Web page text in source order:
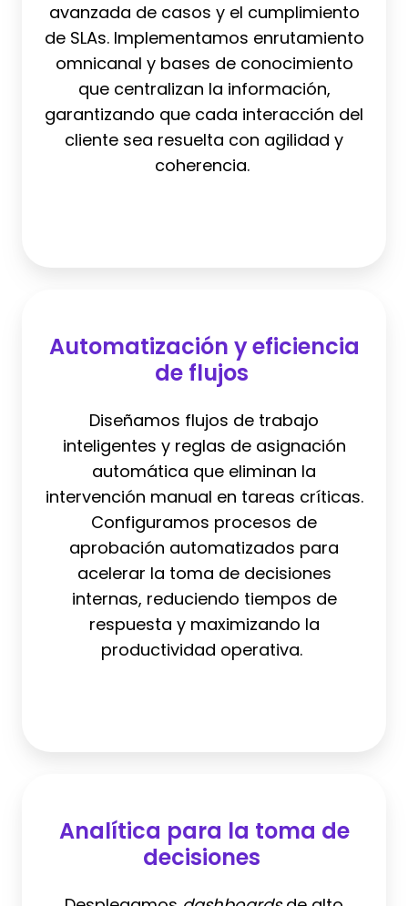
avanzada de casos y el cumplimiento
de SLAs. Implementamos enrutamiento
omnicanal y bases de conocimiento
que centralizan la información,
garantizando que cada interacción del
cliente sea resuelta con agilidad y
coherencia.
Automatización y eficiencia
de flujos
Diseñamos flujos de trabajo
inteligentes y reglas de asignación
automática que eliminan la
intervención manual en tareas críticas.
Configuramos procesos de
aprobación automatizados para
acelerar la toma de decisiones
internas, reduciendo tiempos de
respuesta y maximizando la
productividad operativa.
y
eficiencia
de
flujos
Analítica para la toma de
decisiones
la
toma
de